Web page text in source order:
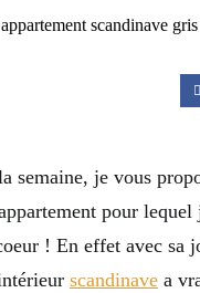
semaine, je vous
pour lequel
! En effet avec sa
scandinave a